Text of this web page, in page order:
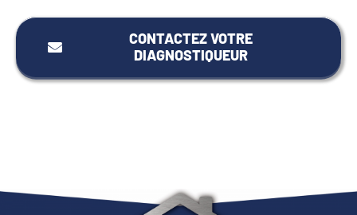
CONTACTEZ VOTRE
DIAGNOSTIQUEUR